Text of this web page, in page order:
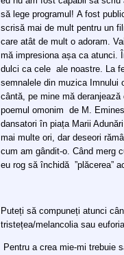
să lege programul! A fost
scrisă mai de mult pentru un
care atât de mult o adoram.
mă impresiona așa ca atunci.
dulci ca cele ale noastre. La
semnalele din muzica Imnului
cântă, pe mine mă
poemul omonim de M.
dansatori în piața Marii
mai multe ori, dar deseori
cum am gândit-o. Când merg
eu rog să închidă ”plăcerea”
Puteți să compuneți atunci
tristețea/melancolia sau
Pentru a crea mie-mi trebuie